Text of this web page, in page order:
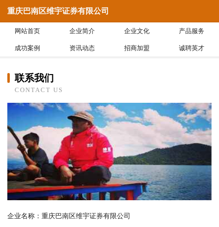
重庆巴南区维宇证券有限公司
网站首页 企业简介 企业文化 产品服务
成功案例 资讯动态 招商加盟 诚聘英才
联系我们
CONTACT US
企业名称：重庆巴南区维宇证券有限公司